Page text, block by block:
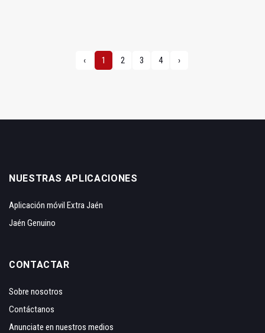
‹ 1 2 3 4 ›
NUESTRAS APLICACIONES
Aplicación móvil Extra Jaén
Jaén Genuino
CONTACTAR
Sobre nosotros
Contáctanos
Anunciate en nuestros medios